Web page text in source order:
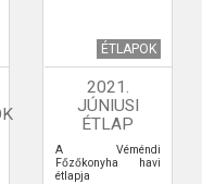
ÉTLAPOK
2021.
JÚNIUSI
ÉTLAP
A Véméndi
Főzőkonyha havi
étlapja